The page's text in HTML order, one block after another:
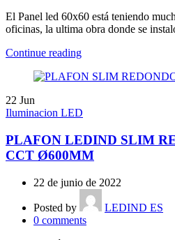
El Panel led 60x60 está teniendo
oficinas, la ultima obra donde se
Continue reading
22 Jun
Iluminacion LED
PLAFON LEDIND SLIM
CCT Ø600MM
22 de junio de 2022
Posted by
LEDIND ES
0 comments